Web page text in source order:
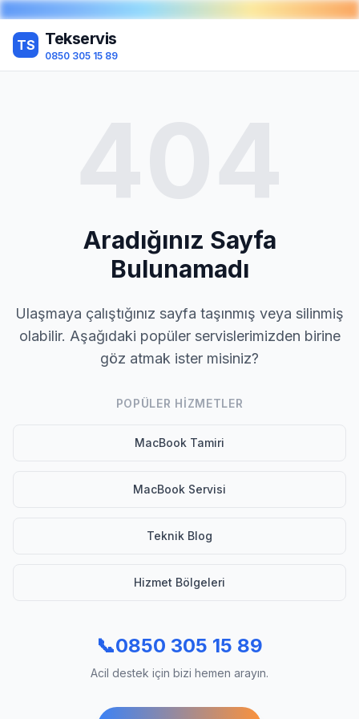
TS Tekservis
0850 305 15 89
Aradığınız Sayfa
Bulunamadı
Ulaşmaya çalıştığınız sayfa taşınmış veya silinmiş
olabilir. Aşağıdaki popüler servislerimizden birine
göz atmak ister misiniz?
POPÜLER HIZMETLER
MacBook Tamiri
MacBook Servisi
Teknik Blog
Hizmet Bölgeleri
📞0850 305 15 89
Acil destek için bizi hemen arayın.